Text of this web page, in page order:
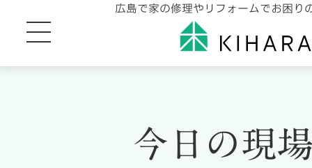
広島で家の修理やリフォームでお困り
今日の現